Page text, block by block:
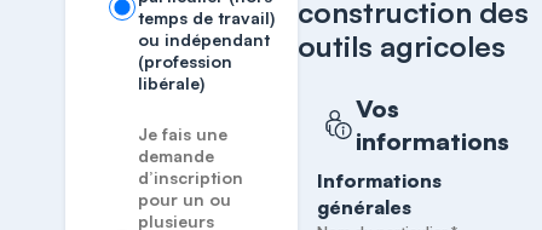
temps de travail)
ou indépendant
(profession
libérale)
Je fais une
demande
d’inscription
pour un ou
plusieurs
construction des
outils agricoles
Vos
informations
Informations
générales